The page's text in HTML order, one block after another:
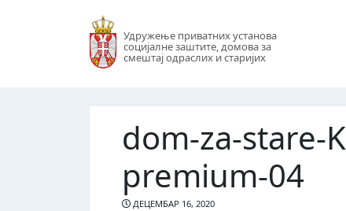
Удружење приватних установа
социјалне заштите, домова за
смештај одраслих и старијих
dom-za-stare-
premium-04
ДЕЦЕМБАР 16, 2020